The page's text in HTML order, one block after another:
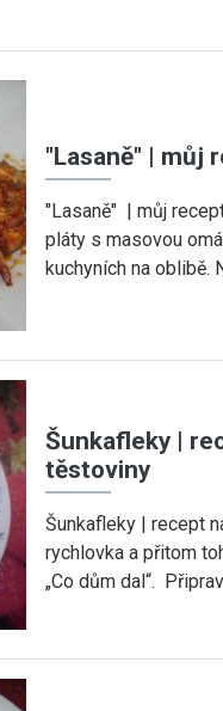
"Lasaně" | můj
"Lasaně" | můj
pláty s masovou
kuchyních na oblibě.
Šunkafleky |
těstoviny
Šunkafleky | recept
rychlovka a přitom
„Co dům dal“.